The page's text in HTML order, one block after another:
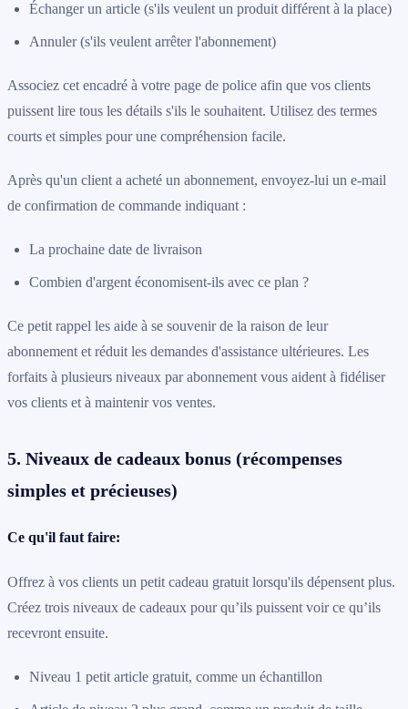
Échanger un article (s'ils veulent un produit différent à la place)
Annuler (s'ils veulent arrêter l'abonnement)
Associez cet encadré à votre page de police afin que vos clients
puissent lire tous les détails s'ils le souhaitent. Utilisez des termes
courts et simples pour une compréhension facile.
Après qu'un client a acheté un abonnement, envoyez-lui un e-mail
de confirmation de commande indiquant :
La prochaine date de livraison
Combien d'argent économisent-ils avec ce plan ?
Ce petit rappel les aide à se souvenir de la raison de leur
abonnement et réduit les demandes d'assistance ultérieures. Les
forfaits à plusieurs niveaux par abonnement vous aident à fidéliser
vos clients et à maintenir vos ventes.
5. Niveaux de cadeaux bonus (récompenses
simples et précieuses)
Ce qu'il faut faire:
Offrez à vos clients un petit cadeau gratuit lorsqu'ils dépensent plus.
Créez trois niveaux de cadeaux pour qu’ils puissent voir ce qu’ils
recevront ensuite.
Niveau 1 petit article gratuit, comme un échantillon